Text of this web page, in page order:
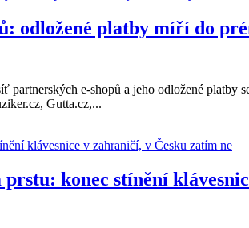
odložené platby míří do
partnerských e-shopů a jeho odložené
Gutta.cz,...
konec stínění